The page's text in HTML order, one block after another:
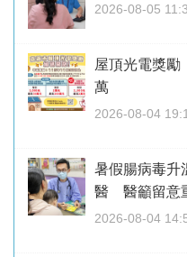
2026-08-05
屋頂光電獎
萬
2026-08-04
暑假腸病毒升
醫 醫籲留意
2026-08-04